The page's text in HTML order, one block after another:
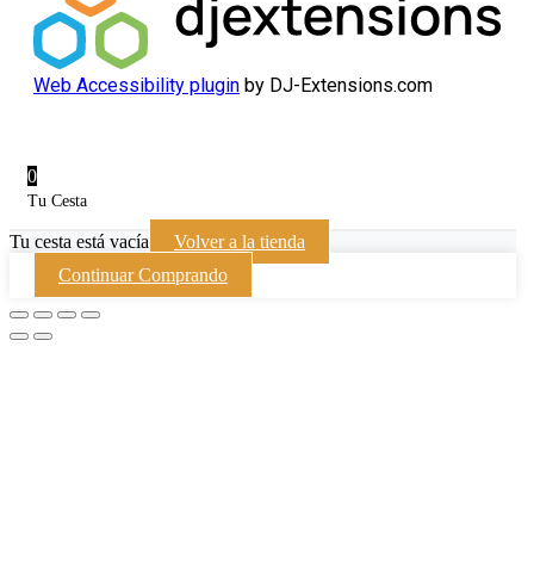
Web Accessibility plugin by DJ-Extensions.com
0
Tu Cesta
Tu cesta está vacía
Volver a la tienda
Continuar Comprando